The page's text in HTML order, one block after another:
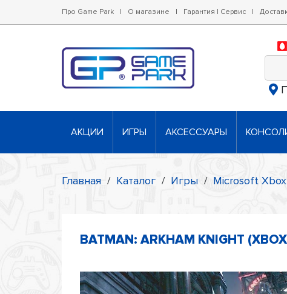
Про Game Park | О магазине | Гарантия | Сервис |
АКЦИИ ИГРЫ АКСЕССУАРЫ
Главная / Каталог / Игры / Microsoft Xbox
BATMAN: ARKHAM KNIGHT